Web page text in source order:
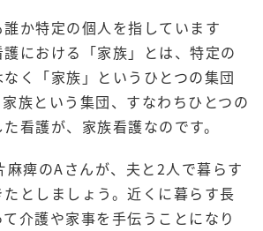
か特定の個人を指しています
における「家族」とは、特定の
く「家族」というひとつの集団
族という集団、すなわちひとつの
看護が、家族看護なのです。
痺のAさんが、夫と2人で暮らす
としましょう。近くに暮らす長
介護や家事を手伝うことになり